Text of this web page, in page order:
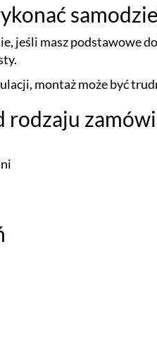
jeśli masz podstawowe
montaż może być
rodzaju